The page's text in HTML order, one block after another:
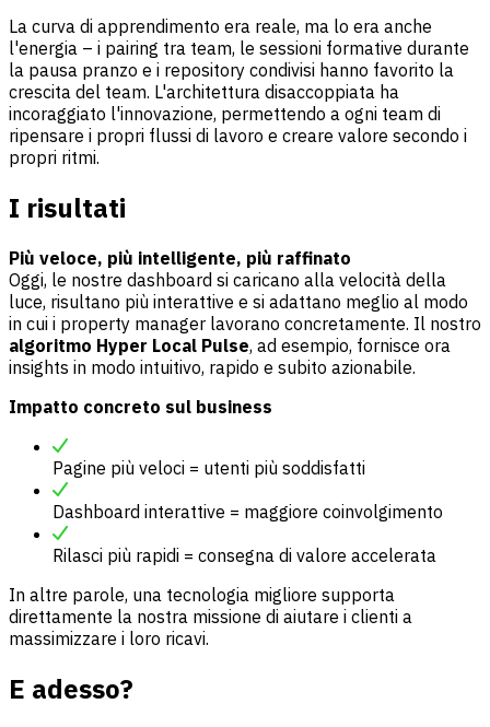
La curva di apprendimento era reale, ma lo era anche
l'energia – i pairing tra team, le sessioni formative durante
la pausa pranzo e i repository condivisi hanno favorito la
crescita del team. L'architettura disaccoppiata ha
incoraggiato l'innovazione, permettendo a ogni team di
ripensare i propri flussi di lavoro e creare valore secondo i
propri ritmi.
I risultati
Più veloce, più intelligente, più raffinato
Oggi, le nostre dashboard si caricano alla velocità della
luce, risultano più interattive e si adattano meglio al modo
in cui i property manager lavorano concretamente. Il nostro
algoritmo Hyper Local Pulse, ad esempio, fornisce ora
insights in modo intuitivo, rapido e subito azionabile.
Impatto concreto sul business
Pagine più veloci = utenti più soddisfatti
Dashboard interattive = maggiore coinvolgimento
Rilasci più rapidi = consegna di valore accelerata
In altre parole, una tecnologia migliore supporta
direttamente la nostra missione di aiutare i clienti a
massimizzare i loro ricavi.
E adesso?